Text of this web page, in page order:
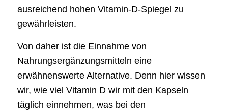
ausreichend hohen Vitamin-D-Spiegel zu
gewährleisten.
Von daher ist die Einnahme von
Nahrungsergänzungsmitteln eine
erwähnenswerte Alternative. Denn hier wissen
wir, wie viel Vitamin D wir mit den Kapseln
täglich einnehmen, was bei den